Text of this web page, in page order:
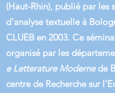
(Haut-Rhin), publié par les
d'analyse textuelle à
CLUEB en 2003. Ce
organisé par les
e Letterature Modernede
centre de Recherche sur